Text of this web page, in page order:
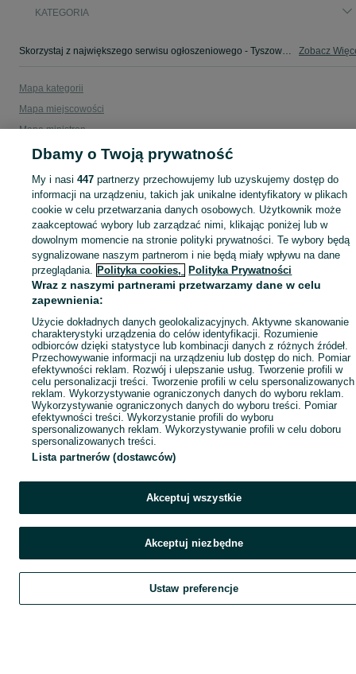
KATEGORIA
Skorzystaj z największego serwisu ogłoszeniowego - Tyszowce i okolice! - kupuj lub sprzedawaj jeszcze wygodniej w kategorii Usługi! Zobacz
Mapa kategorii
Mapa miejscowości
Mapa ministron
Popularne wyszukiwania
Szukaj Obserwujesz Dodaj Czat
Dbamy o Twoją prywatność
My i nasi447 partnerzy przechowujemy lub uzyskujemy dostęp do
informacji na urządzeniu, takich jak unikalne identyfikatory w plikach
cookie w celu przetwarzania danych osobowych. Użytkownik może
zaakceptować wybory lub zarządzać nimi, klikając poniżej lub w
dowolnym momencie na stronie polityki prywatności. Te wybory będą
sygnalizowane naszym partnerom i nie będą miały wpływu na dane
przeglądania. Polityka cookies, Polityka Prywatności
Wraz z naszymi partnerami przetwarzamy dane w celu
zapewnienia:
Użycie dokładnych danych geolokalizacyjnych. Aktywne skanowanie
charakterystyki urządzenia do celów identyfikacji. Rozumienie
odbiorców dzięki statystyce lub kombinacji danych z różnych źródeł.
Przechowywanie informacji na urządzeniu lub dostęp do nich. Pomiar
efektywności reklam. Rozwój i ulepszanie usług. Tworzenie profili w
celu personalizacji treści. Tworzenie profili w celu spersonalizowanych
reklam. Wykorzystywanie ograniczonych danych do wyboru reklam.
Wykorzystywanie ograniczonych danych do wyboru treści. Pomiar
efektywności treści. Wykorzystanie profili do wyboru
spersonalizowanych reklam. Wykorzystywanie profili w celu doboru
spersonalizowanych treści.
Lista partnerów (dostawców)
Akceptuj wszystkie
Akceptuj niezbędne
Ustaw preferencje